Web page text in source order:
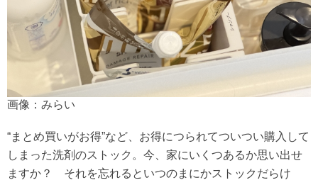
画像：みらい
“まとめ買いがお得”など、お得につられてついつい購入して
しまった洗剤のストック。今、家にいくつあるか思い出せ
ますか？ それを忘れるといつのまにかストックだらけ